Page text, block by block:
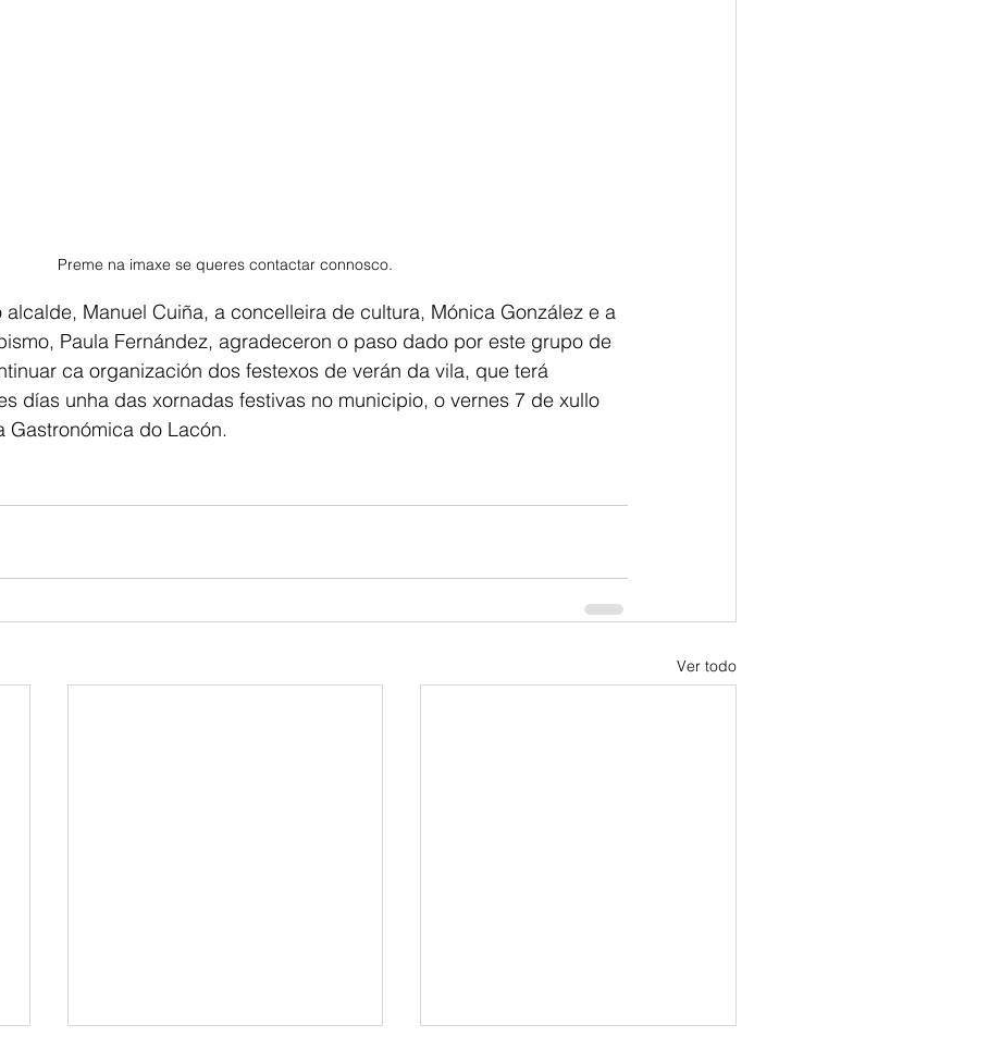
Preme na imaxe se queres contactar connosco.
alcalde, Manuel Cuiña, a concelleira de cultura, Mónica González e a
Paula Fernández, agradeceron o paso dado por este grupo de
ca organización dos festexos de verán da vila, que terá
días unha das xornadas festivas no municipio, o vernes 7 de xullo
Gastronómica do Lacón.
Ver todo